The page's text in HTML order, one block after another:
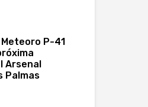
P-41
Arsenal
Palmas